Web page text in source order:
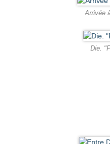
Arrivée
Die.